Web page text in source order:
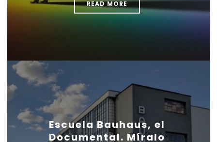
READ MORE
Escuela Bauhaus, el
Documental. Míralo